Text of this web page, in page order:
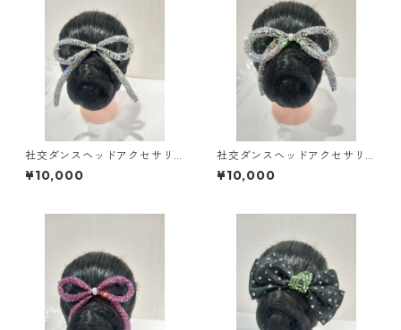
社交ダンスヘッドアクセサリ
ーHA-61大ダンスアクセサリー
ベリーダンスブライダルアク
¥10,000
社交ダンスヘッドアクセサリ
ーHA-47大ダンスアクセサリ
ーベリーダンスブライダルア
¥10,000